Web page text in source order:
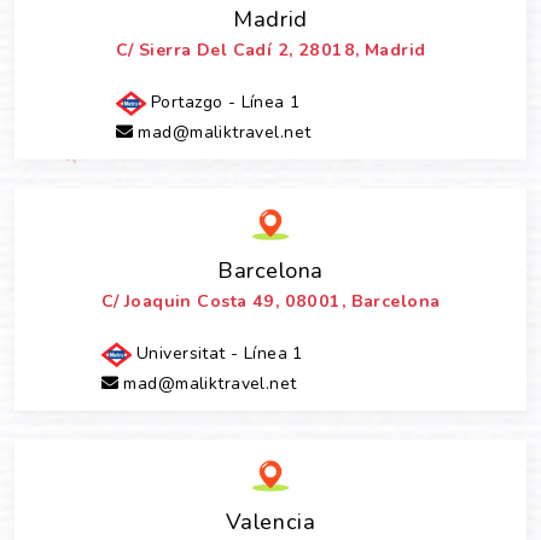
Madrid
C/ Sierra Del Cadí 2, 28018, Madrid
Portazgo - Línea 1
mad@maliktravel.net
Barcelona
C/ Joaquin Costa 49, 08001, Barcelona
Universitat - Línea 1
mad@maliktravel.net
Valencia